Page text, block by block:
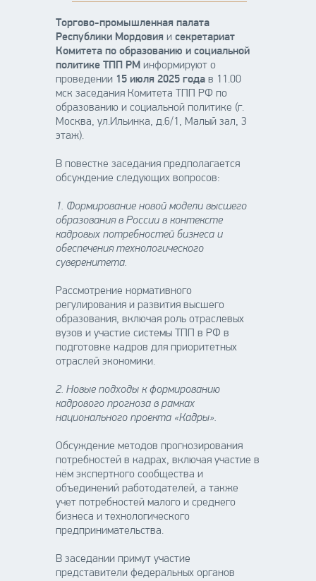
Торгово-промышленная палата
Республики Мордовия и секретариат
Комитета по образованию и социальной
политике ТПП РМ информируют о
проведении 15 июля 2025 года в 11.00
мск заседания Комитета ТПП РФ по
образованию и социальной политике (г.
Москва, ул.Ильинка, д.6/1, Малый зал, 3
этаж).
В повестке заседания предполагается
обсуждение следующих вопросов:
1. Формирование новой модели высшего
образования в России в контексте
кадровых потребностей бизнеса и
обеспечения технологического
суверенитета.
Рассмотрение нормативного
регулирования и развития высшего
образования, включая роль отраслевых
вузов и участие системы ТПП в РФ в
подготовке кадров для приоритетных
отраслей экономики.
2. Новые подходы к формированию
кадрового прогноза в рамках
национального проекта «Кадры».
Обсуждение методов прогнозирования
потребностей в кадрах, включая участие в
нём экспертного сообщества и
объединений работодателей, а также
учет потребностей малого и среднего
бизнеса и технологического
предпринимательства.
В заседании примут участие
представители федеральных органов